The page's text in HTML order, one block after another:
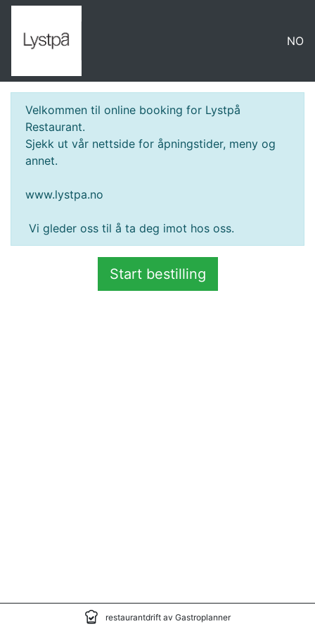
NO
Velkommen til online booking for Lystpå
Restaurant.
Sjekk ut vår nettside for åpningstider, meny og
annet.
www.lystpa.no
Vi gleder oss til å ta deg imot hos oss.
Start bestilling
restaurantdrift av Gastroplanner